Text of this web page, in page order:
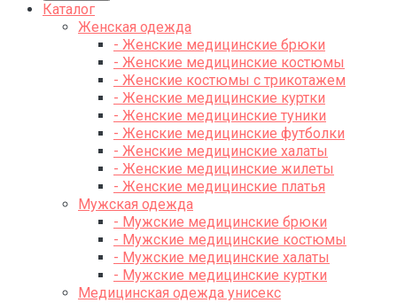
Каталог
Женская одежда
- Женские медицинские брюки
- Женские медицинские костюмы
- Женские костюмы с трикотажем
- Женские медицинские куртки
- Женские медицинские туники
- Женские медицинские футболки
- Женские медицинские халаты
- Женские медицинские жилеты
- Женские медицинские платья
Мужская одежда
- Мужские медицинские брюки
- Мужские медицинские костюмы
- Мужские медицинские халаты
- Мужские медицинские куртки
Медицинская одежда унисекс